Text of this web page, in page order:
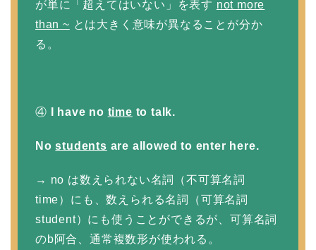
が単に「超えてはいない」を表す not more
than ~ とは大きく意味が異なることが分か
る。
④ I have no time to talk.
Nostudents are allowed to enter here.
→ no は数えられない名詞（不可算名詞
time）にも、数えられる名詞（可算名詞
student）にも使うことができるが、可算名詞
のb阿合、通常複数形が使われる。